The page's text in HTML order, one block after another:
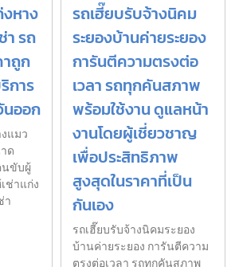
งหาง
า รถ
าถูก
การ
ออก
แมว
ด
นขับผู้
ช่าแก่ง
า
รถเฮี๊ยบรับจ้างนิคม
ระยองบ้านค่ายระยอง
การันตีความตรงต่อ
เวลา รถทุกคันสภาพ
พร้อมใช้งาน ดูแลหน้า
งานโดยผู้เชี่ยวชาญ
เพื่อประสิทธิภาพ
สูงสุดในราคาที่เป็น
กันเอง
รถเฮี๊ยบรับจ้างนิคมระยอง
บ้านค่ายระยอง การันตีความ
ตรงต่อเวลา รถทุกคันสภาพ